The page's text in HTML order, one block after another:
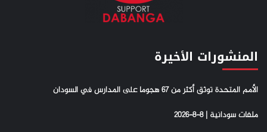
المنشورات الأخيرة
الأمم المتحدة توثق أكثر من 67 هجوما على المدارس في السودان
ملفات سودانية | 8-8-2026